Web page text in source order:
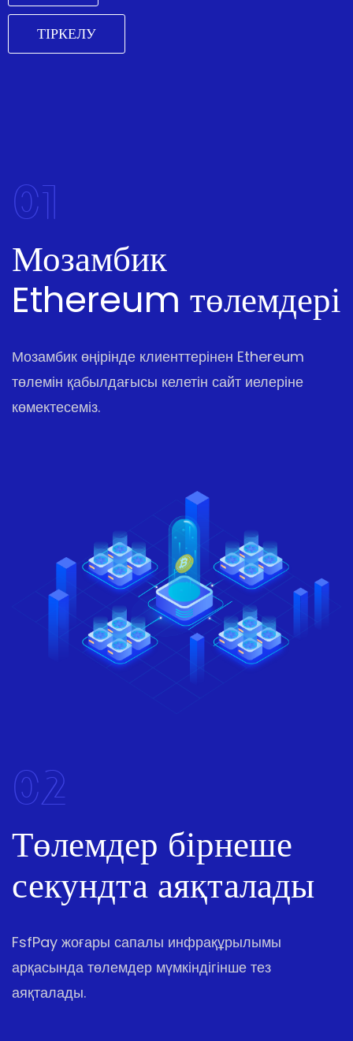
ТІРКЕЛУ
01
Мозамбик
Ethereum төлемдері
Мозамбик өңірінде клиенттерінен Ethereum
төлемін қабылдағысы келетін сайт иелеріне
көмектесеміз.
02
Төлемдер бірнеше
секундта аяқталады
FsfPay жоғары сапалы инфрақұрылымы
арқасында төлемдер мүмкіндігінше тез
аяқталады.